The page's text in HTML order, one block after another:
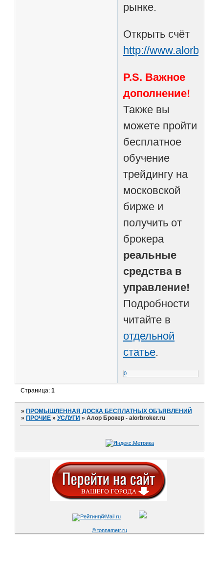
рынке.
Открыть счёт
http://
P.S. Важное
дополнение!
Также вы
можете пройти
бесплатное
обучение
трейдингу на
московской
бирже и
получить от
брокера
реальные
средства в
управление!
Подробности
читайте в
отдельной
статье.
0
Страница:1
» ПРОМЫШЛЕННАЯ ДОСКА БЕСПЛАТНЫХ ОБЪЯВЛЕНИЙ
» ПРОЧИЕ »УСЛУГИ »Алор Брокер - alorbroker.ru
© tonnametr.ru